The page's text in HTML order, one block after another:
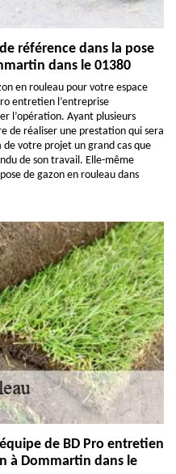
référence dans la pose
dans le 01380
en rouleau pour votre espace
entretien l’entreprise
l’opération. Ayant plusieurs
de réaliser une prestation qui sera
de votre projet un grand cas que
de son travail. Elle-même
de gazon en rouleau dans
de BD Pro entretien
à Dommartin dans le